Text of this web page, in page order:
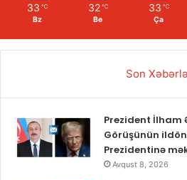
33 ℃
Bz
32 ℃
Be
33 ℃
Ça
Son
Prezident İlham
Görüşünün
Prezidentinə
Avqust 8, 2026